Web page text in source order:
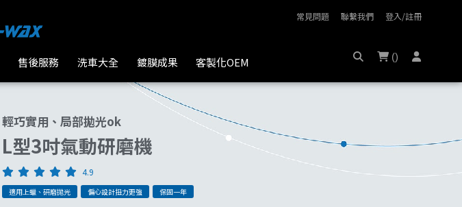
常見問題 聯繫我們 登入/註冊
()
售後服務 洗車大全 鍍膜成果 客製化OEM
輕巧實用、局部拋光ok
L型3吋氣動研磨機
4.9
適用上蠟、研磨拋光 偏心設計扭力更強 保固一年